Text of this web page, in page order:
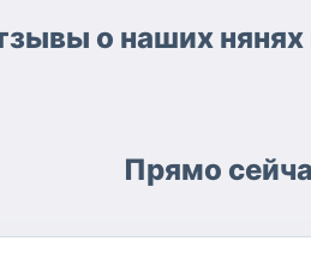
о наших нянях
Прямо